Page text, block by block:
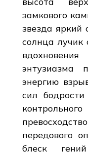
замкового
звезда
солнца лучик
энтузиазма
энергию
сил
передового
блеск